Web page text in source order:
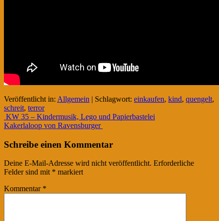
Veröffentlicht in: Allgemein | Schlagwort: einkaufen, kind, quengelt,
schreit, terror
Beitrags-
Navigation
KW 35 – Kindermusik, Lego und Papierbastelei
Kakerlaloop von Ravensburger
Schreibe einen Kommentar
Deine E-Mail-Adresse wird nicht veröffentlicht. Erforderliche
Felder sind mit * markiert
Kommentar *